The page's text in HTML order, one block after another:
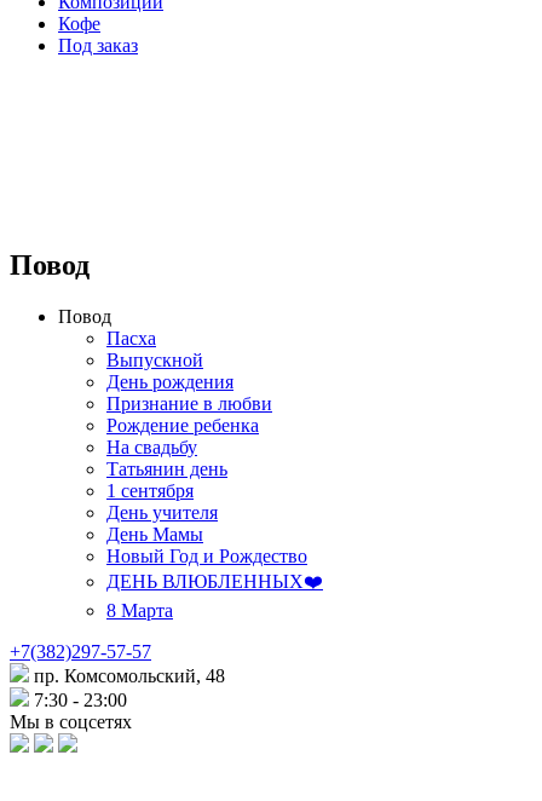
Кофе
Под заказ
Повод
Повод
Пасха
Выпускной
День рождения
Признание в любви
Рождение ребенка
На свадьбу
Татьянин день
1 сентября
День учителя
День Мамы
Новый Год и Рождество
ДЕНЬ ВЛЮБЛЕННЫХ❤️
8 Марта
+7(382)297-57-57
пр. Комсомольский, 48
7:30 - 23:00
Мы в соцсетях